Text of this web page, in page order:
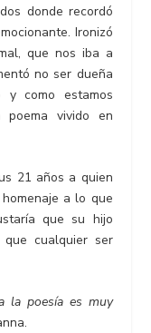
donde recordó
Ironizó
que nos iba a
no ser dueña
como estamos
poema vivido en
21 años a quien
a lo que
que su hijo
que cualquier ser
la poesía es muy